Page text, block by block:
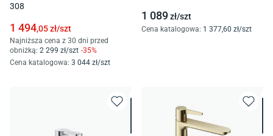
308
1 494,05zł/szt
Najniższa cena z 30 dni przed
obniżką: 2 299 zł/szt -35%
Cena katalogowa: 3 044 zł/szt
1 089zł/szt
Cena katalogowa: 1 377,60 zł/szt